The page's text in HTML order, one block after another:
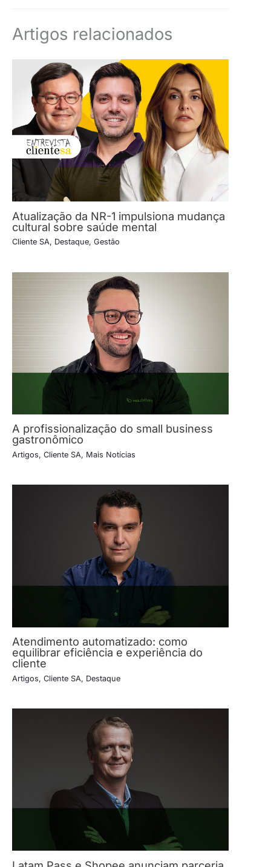
Artigos relacionados
Atualização da NR-1 impulsiona mudança
cultural sobre saúde mental
Cliente SA, Destaque, Gestão
A profissionalização do small business
gastronômico
Artigos, Cliente SA, Mais Notícias
Atendimento automatizado: como
equilibrar eficiência e experiência do
cliente
Artigos, Cliente SA, Destaque